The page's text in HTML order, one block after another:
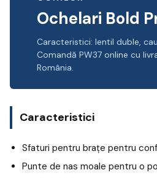
Ochelari Bold
Caracteristici: lentil duble,
Comandă PW37 online cu
România.
Caracteristici
Sfaturi pentru brațe pentru
Punte de nas moale pentru o